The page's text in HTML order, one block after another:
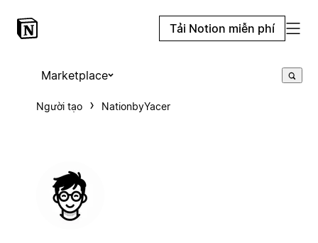
Tải Notion miễn phí
Marketplace
Người tạo NationbyYacer